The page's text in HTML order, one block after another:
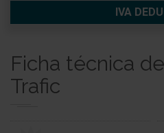
Ficha técnica
Trafic
IVA